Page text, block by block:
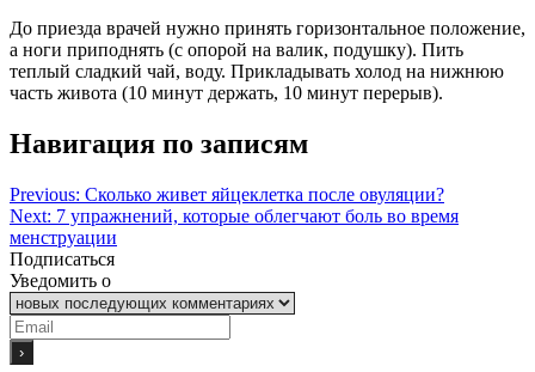
До приезда врачей нужно принять горизонтальное положение,
а ноги приподнять (с опорой на валик, подушку). Пить
теплый сладкий чай, воду. Прикладывать холод на нижнюю
часть живота (10 минут держать, 10 минут перерыв).
Навигация по записям
Previous: Сколько живет яйцеклетка после овуляции?
Next: 7 упражнений, которые облегчают боль во время
менструации
Подписаться
Уведомить о